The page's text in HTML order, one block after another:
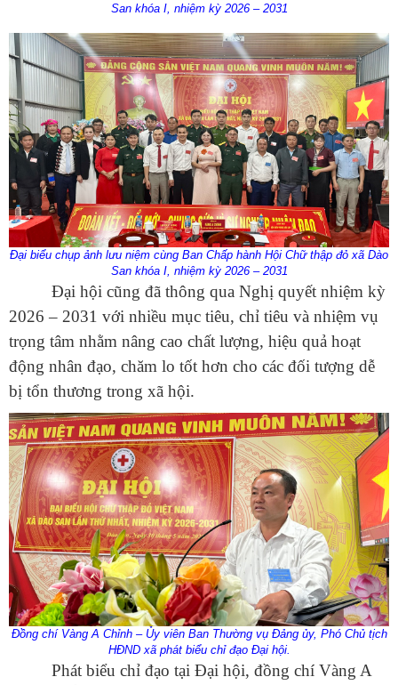
San khóa I, nhiệm kỳ 2026 – 2031
Đại biểu chụp ảnh lưu niệm cùng Ban Chấp hành Hội Chữ thập đỏ xã Dào
San khóa I, nhiệm kỳ 2026 – 2031
Đại hội cũng đã thông qua Nghị quyết nhiệm kỳ
2026 – 2031 với nhiều mục tiêu, chỉ tiêu và nhiệm vụ
trọng tâm nhằm nâng cao chất lượng, hiệu quả hoạt
động nhân đạo, chăm lo tốt hơn cho các đối tượng dễ
bị tổn thương trong xã hội.
Đồng chí Vàng A Chỉnh – Ủy viên Ban Thường vụ Đảng ủy, Phó Chủ tịch
HĐND xãphát biểu chỉ đạo Đại hội.
Phát biểu chỉ đạo tại Đại hội, đồng chí Vàng A